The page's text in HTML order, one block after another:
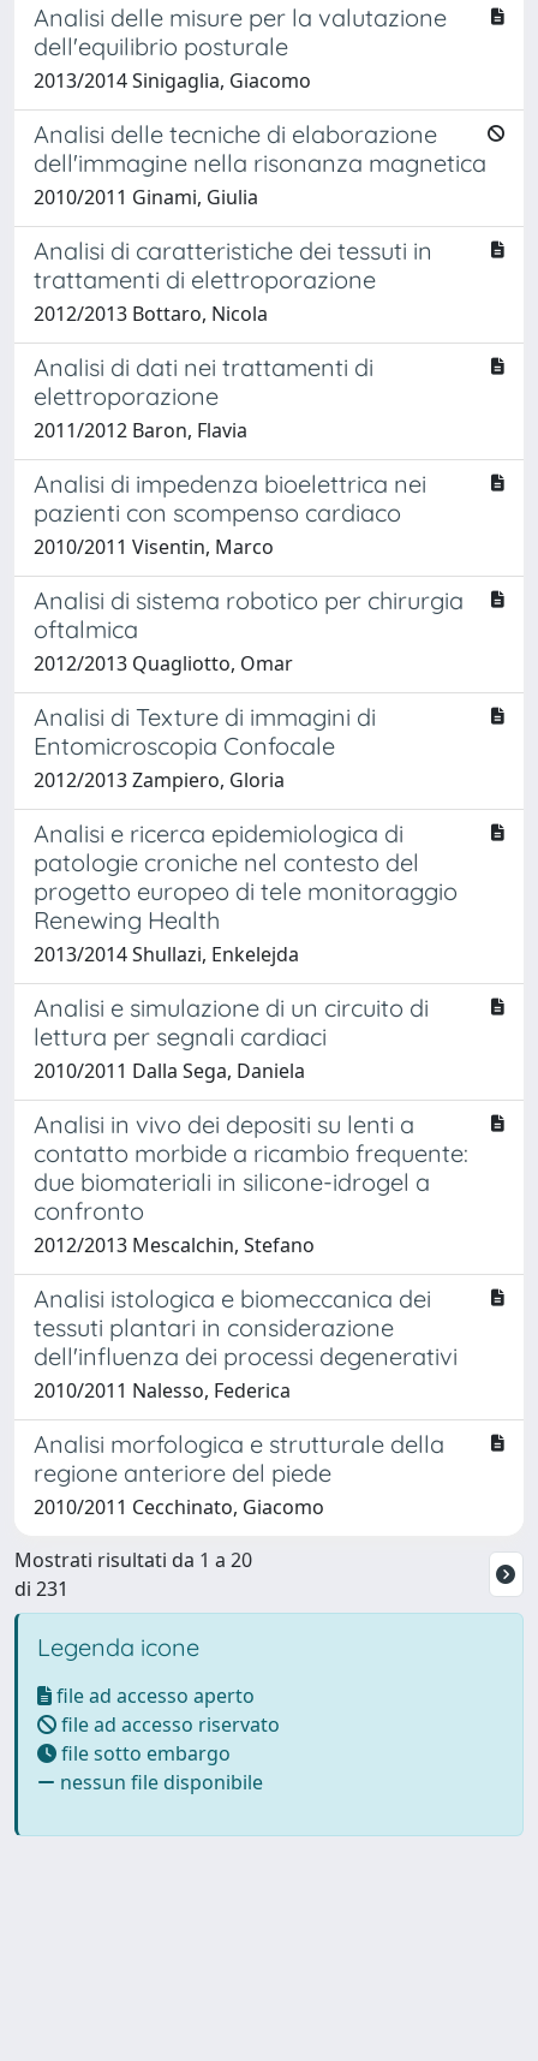
Analisi delle misure per la valutazione
dell'equilibrio posturale
2013/2014 Sinigaglia, Giacomo
Analisi delle tecniche di elaborazione
dell'immagine nella risonanza magnetica
2010/2011 Ginami, Giulia
Analisi di caratteristiche dei tessuti in
trattamenti di elettroporazione
2012/2013 Bottaro, Nicola
Analisi di dati nei trattamenti di
elettroporazione
2011/2012 Baron, Flavia
Analisi di impedenza bioelettrica nei
pazienti con scompenso cardiaco
2010/2011 Visentin, Marco
Analisi di sistema robotico per chirurgia
oftalmica
2012/2013 Quagliotto, Omar
Analisi di Texture di immagini di
Entomicroscopia Confocale
2012/2013 Zampiero, Gloria
Analisi e ricerca epidemiologica di
patologie croniche nel contesto del
progetto europeo di tele monitoraggio
Renewing Health
2013/2014 Shullazi, Enkelejda
Analisi e simulazione di un circuito di
lettura per segnali cardiaci
2010/2011 Dalla Sega, Daniela
Analisi in vivo dei depositi su lenti a
contatto morbide a ricambio frequente:
due biomateriali in silicone-idrogel a
confronto
2012/2013 Mescalchin, Stefano
Analisi istologica e biomeccanica dei
tessuti plantari in considerazione
dell'influenza dei processi degenerativi
2010/2011 Nalesso, Federica
Analisi morfologica e strutturale della
regione anteriore del piede
2010/2011 Cecchinato, Giacomo
Mostrati risultati da 1 a 20
di 231
Legenda icone
file ad accesso aperto
file ad accesso riservato
file sotto embargo
nessun file disponibile